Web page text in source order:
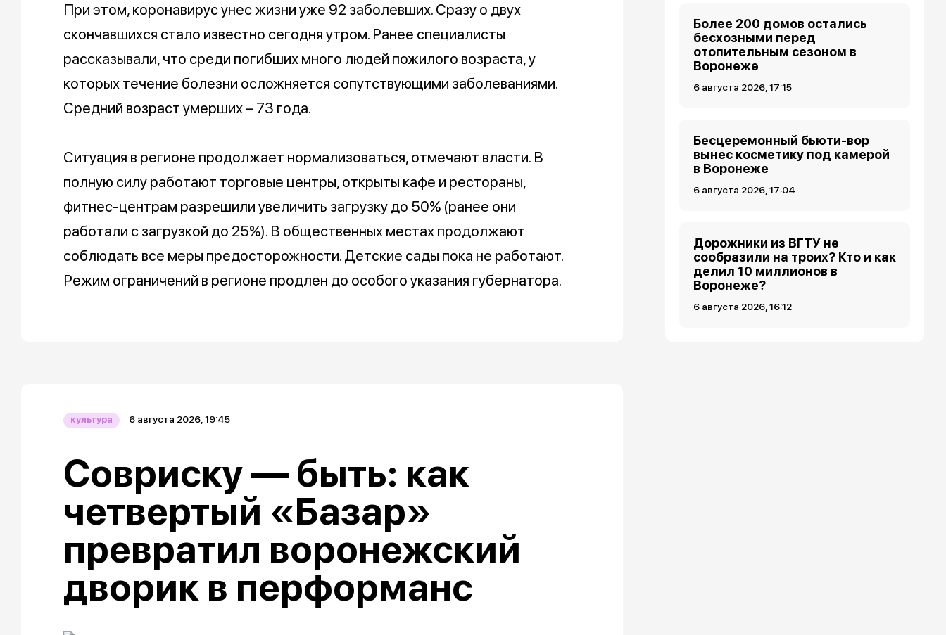
При этом, коронавирус унес жизни уже 92 заболевших. Сразу о двух
скончавшихся стало известно сегодня утром. Ранее специалисты
рассказывали, что среди погибших много людей пожилого возраста, у
которых течение болезни осложняется сопутствующими заболеваниями.
Средний возраст умерших – 73 года.
Ситуация в регионе продолжает нормализоваться, отмечают власти. В
полную силу работают торговые центры, открыты кафе и рестораны,
фитнес-центрам разрешили увеличить загрузку до 50% (ранее они
работали с загрузкой до 25%). В общественных местах продолжают
соблюдать все меры предосторожности. Детские сады пока не работают.
Режим ограничений в регионе продлен до особого указания губернатора.
Более 200 домов остались
бесхозными перед
отопительным сезоном в
Воронеже
6 августа 2026, 17:15
Бесцеремонный бьюти-вор
вынес косметику под камерой
в Воронеже
6 августа 2026, 17:04
Дорожники из ВГТУ не
сообразили на троих? Кто и как
делил 10 миллионов в
Воронеже?
6 августа 2026, 16:12
культура 6 августа 2026, 19:45
Совриску — быть: как
четвертый «Базар»
превратил воронежский
дворик в перформанс